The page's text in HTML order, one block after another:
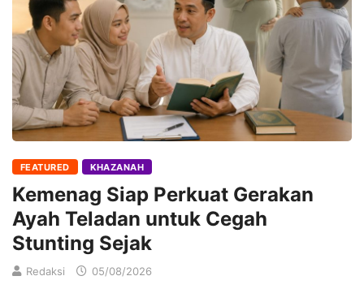
FEATURED KHAZANAH
Kemenag Siap Perkuat Gerakan
Ayah Teladan untuk Cegah
Stunting Sejak
Redaksi 05/08/2026